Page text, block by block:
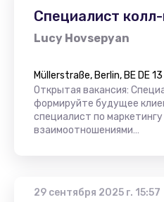
Специалист
Lucy Hovsepyan
Müllerstraße, Berlin, BE DE 13
Открытая вакансия:
формируйте будущее
специалист по
взаимоотношениями…
29 сентября 2025 г. 15:57